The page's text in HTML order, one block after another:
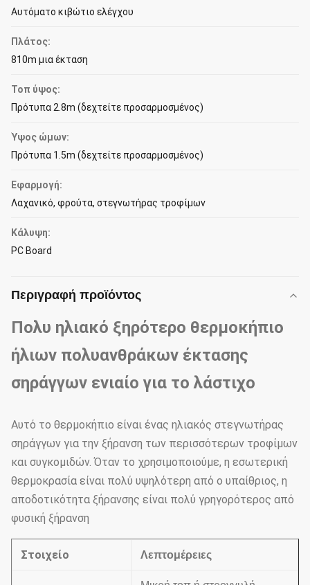
Αυτόματο κιβώτιο ελέγχου
Πλάτος:
810m μια έκταση
Τοπ ύψος:
Πρότυπα 2.8m (δεχτείτε προσαρμοσμένος)
Ύψος ώμων:
Πρότυπα 1.5m (δεχτείτε προσαρμοσμένος)
Εφαρμογή:
Λαχανικό, φρούτα, στεγνωτήρας τροφίμων
Κάλυψη:
PC Board
Περιγραφή προϊόντος
Πολυ ηλιακό ξηρότερο θερμοκήπιο
ήλιων πολυανθράκων έκτασης
σηράγγων ενιαίο για το λάστιχο
Αυτό το θερμοκήπιο είναι ένας ηλιακός στεγνωτήρας
σηράγγων για την ξήρανση των περισσότερων τροφίμων
και συγκομιδών. Όταν το χρησιμοποιούμε, η εσωτερική
θερμοκρασία είναι πολύ υψηλότερη από ο υπαίθριος, η
αποδοτικότητα ξήρανσης είναι πολύ γρηγορότερος από
φυσική ξήρανση
Στοιχείο Λεπτομέρειες